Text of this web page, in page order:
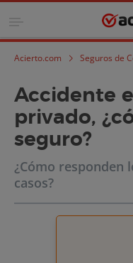
Acierto.com Seguros de
Accidente
privado,
seguro?
¿Cómo responden
casos?